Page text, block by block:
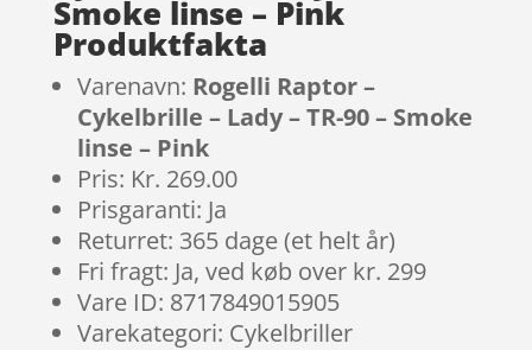
Smoke linse – Pink
Produktfakta
Varenavn: Rogelli Raptor –
Cykelbrille – Lady – TR-90 – Smoke
linse – Pink
Pris: Kr. 269.00
Prisgaranti: Ja
Returret: 365 dage (et helt år)
Fri fragt: Ja, ved køb over kr. 299
Vare ID: 8717849015905
Varekategori: Cykelbriller